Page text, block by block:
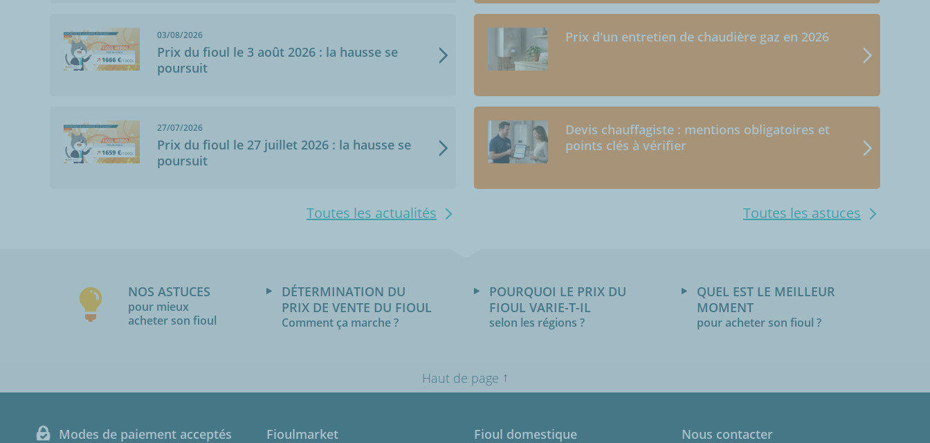
03/08/2026
Prix du fioul le 3 août 2026 : la hausse se
poursuit
27/07/2026
Prix du fioul le 27 juillet 2026 : la hausse se
poursuit
Toutes les actualités
Prix d'un entretien de chaudière gaz en 2026
Devis chauffagiste : mentions obligatoires et
points clés à vérifier
Toutes les astuces
NOS ASTUCES
pour mieux
acheter son fioul
DÉTERMINATION DU
PRIX DE VENTE DU FIOUL
Comment ça marche ?
POURQUOI LE PRIX DU
FIOUL VARIE-T-IL
selon les régions ?
QUEL EST LE MEILLEUR
MOMENT
pour acheter son fioul ?
Haut de page ↑
Modes de paiement acceptés Fioulmarket Fioul domestique Nous contacter